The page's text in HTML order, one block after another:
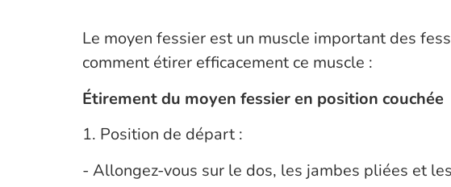
Le moyen fessier est un muscle important des
comment étirer efficacement ce muscle :
Étirement du moyen fessier en position couchée
1. Position de départ :
- Allongez-vous sur le dos, les jambes pliées et